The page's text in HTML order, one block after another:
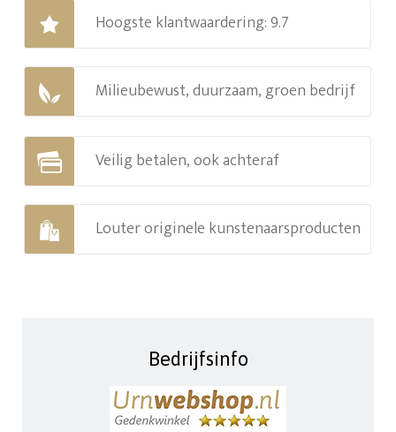
Hoogste klantwaardering: 9.7
Milieubewust, duurzaam, groen bedrijf
Veilig betalen, ook achteraf
Louter originele kunstenaarsproducten
Bedrijfsinfo